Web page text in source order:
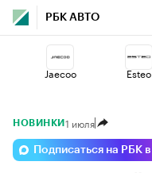
РБК АВТО
Jaecoo Esteo
Lada
НОВИНКИ 1 июля
Подписаться на РБК